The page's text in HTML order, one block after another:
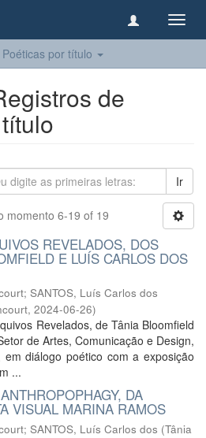
por título
de
Ir
momento 6-19 of 19
REVELADOS, DOS
E LUÍS CARLOS DOS
; SANTOS, Luís Carlos dos
, 2024-06-26)
Revelados, de Tânia Bloomfield
de Artes, Comunicação e Design,
diálogo poético com a exposição
...
DA
VISUAL MARINA RAMOS
; SANTOS, Luís Carlos dos (Tânia